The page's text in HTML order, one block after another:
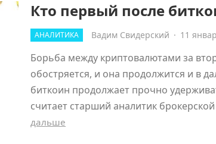
Кто первый после
АНАЛИТИКА Вадим Свидерский · 11
Борьба между криптовалютами за
обостряется, и она продолжится и в
биткоин продолжает прочно
считает старший аналитик
дальше